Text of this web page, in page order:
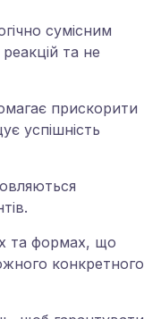
сумісним
та не
прискорити
успішність
та формах, що
конкретного